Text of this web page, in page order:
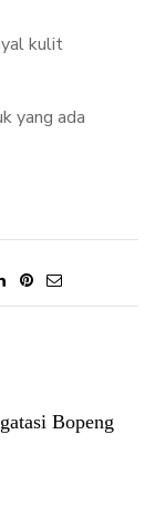
kulit
yang ada
Bopeng